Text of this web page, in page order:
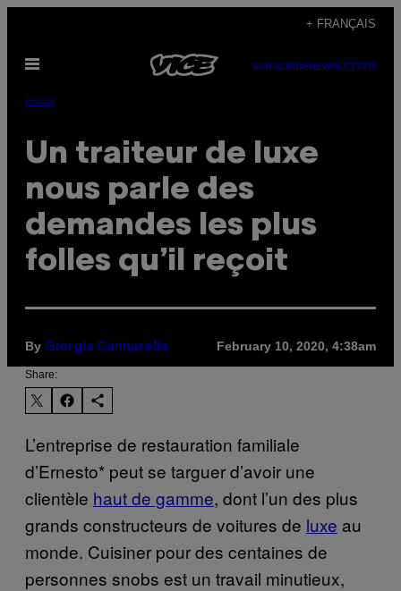
content
+ FRANÇAIS
Open
SUBSCRIBENEWSLETTER
Food
Un traiteur de luxe
nous parle des
demandes les plus
folles qu’il reçoit
By Giorgia Cannarella February 10, 2020, 4:38am
Share:
L’entreprise de restauration familiale
d’Ernesto* peut se targuer d’avoir une
clientèle haut de gamme, dont l’un des plus
grands constructeurs de voitures de luxe au
monde. Cuisiner pour des centaines de
personnes snobs est un travail minutieux,